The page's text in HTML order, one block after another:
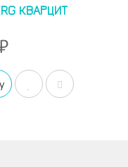
КВАРЦИТ